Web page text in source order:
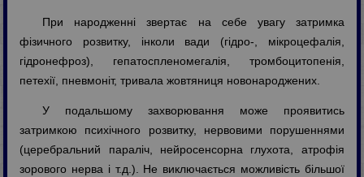
При народженні звертає на себе увагу затримка
фізичного розвитку, інколи вади (гідро-, мікроцефалія,
гідронефроз), гепатоспленомегалія, тромбоцитопенія,
петехії, пневмоніт, тривала жовтяниця новонароджених.
У подальшому захворювання може проявитись
затримкою психічного розвитку, нервовими порушеннями
(церебральний параліч, нейросенсорна глухота, атрофія
зорового нерва і т.д.). Не виключається можливість більшої